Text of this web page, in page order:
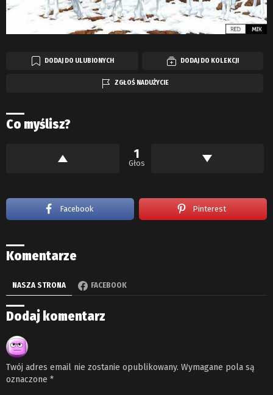
DODAJ DO ULUBIONYCH DODAJ DO KOLEKCJI
ZGŁOŚ NADUŻYCIE
Co myślisz?
1
Głos
Facebook Pinterest
Komentarze
NASZA STRONA FACEBOOK
Dodaj komentarz
Twój adres email nie zostanie opublikowany. Wymagane pola są
oznaczone *